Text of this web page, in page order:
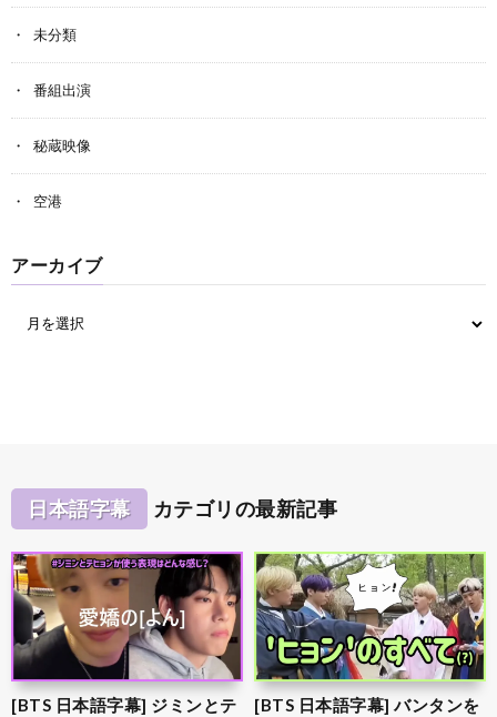
未分類
番組出演
秘蔵映像
空港
アーカイブ
日本語字幕 カテゴリの最新記事
[BTS 日本語字幕] ジミンとテ
[BTS 日本語字幕] バンタンを